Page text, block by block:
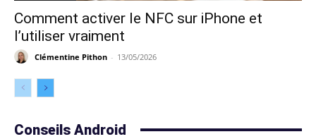
Comment activer le NFC sur iPhone et
l’utiliser vraiment
Clémentine Pithon - 13/05/2026
Conseils Android